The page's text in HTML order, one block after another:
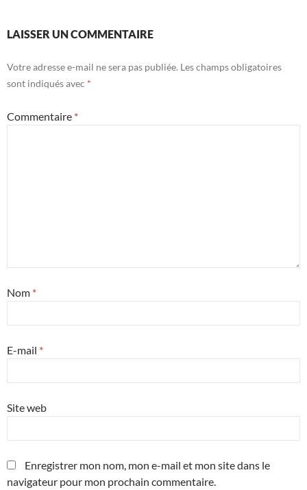
LAISSER UN COMMENTAIRE
Votre adresse e-mail ne sera pas publiée. Les champs obligatoires
sont indiqués avec *
Commentaire *
Nom *
E-mail *
Site web
Enregistrer mon nom, mon e-mail et mon site dans le
navigateur pour mon prochain commentaire.